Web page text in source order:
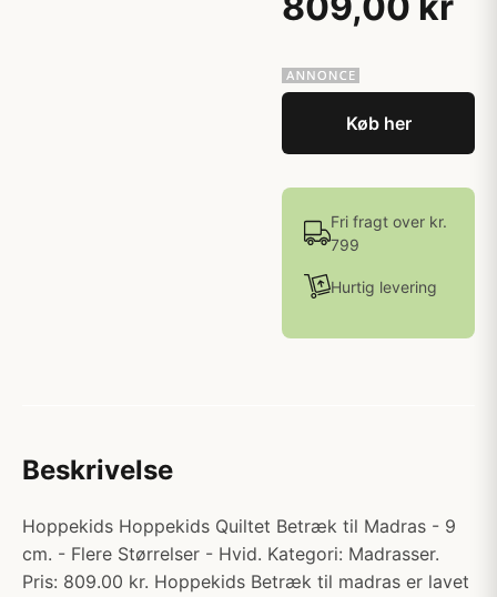
Køb her
Fri fragt over kr.
799
Hurtig levering
Beskrivelse
Hoppekids Hoppekids Quiltet Betræk til Madras - 9
cm. - Flere Størrelser - Hvid. Kategori: Madrasser.
Pris: 809.00 kr. Hoppekids Betræk til madras er lavet